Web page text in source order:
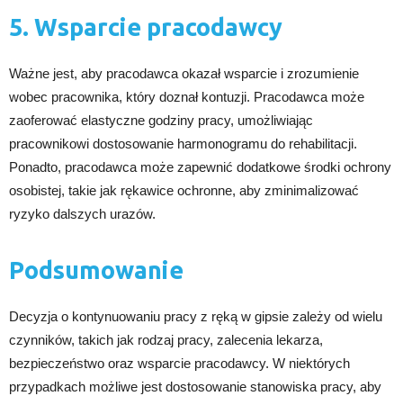
5. Wsparcie pracodawcy
Ważne jest, aby pracodawca okazał wsparcie i zrozumienie
wobec pracownika, który doznał kontuzji. Pracodawca może
zaoferować elastyczne godziny pracy, umożliwiając
pracownikowi dostosowanie harmonogramu do rehabilitacji.
Ponadto, pracodawca może zapewnić dodatkowe środki ochrony
osobistej, takie jak rękawice ochronne, aby zminimalizować
ryzyko dalszych urazów.
Podsumowanie
Decyzja o kontynuowaniu pracy z ręką w gipsie zależy od wielu
czynników, takich jak rodzaj pracy, zalecenia lekarza,
bezpieczeństwo oraz wsparcie pracodawcy. W niektórych
przypadkach możliwe jest dostosowanie stanowiska pracy, aby